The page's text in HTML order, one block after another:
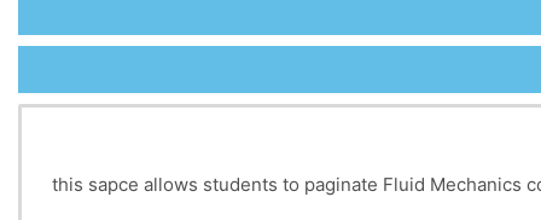
this sapce allows students to paginate Fluid Mechanics